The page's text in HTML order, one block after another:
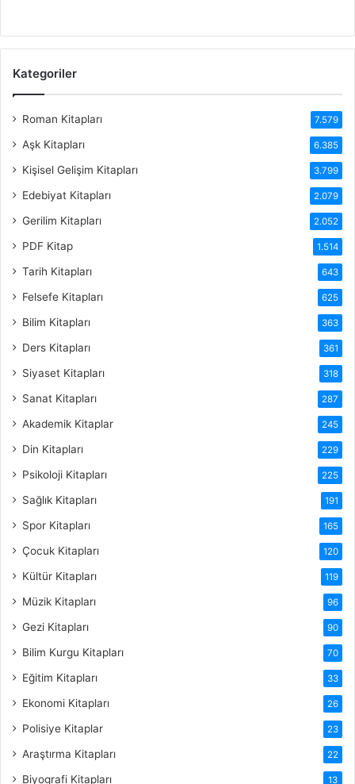
Kategoriler
Roman Kitapları 7.579
Aşk Kitapları 6.385
Kişisel Gelişim Kitapları 3.799
Edebiyat Kitapları 2.079
Gerilim Kitapları 2.052
PDF Kitap 1.514
Tarih Kitapları 643
Felsefe Kitapları 625
Bilim Kitapları 363
Ders Kitapları 361
Siyaset Kitapları 318
Sanat Kitapları 287
Akademik Kitaplar 245
Din Kitapları 229
Psikoloji Kitapları 225
Sağlık Kitapları 191
Spor Kitapları 165
Çocuk Kitapları 120
Kültür Kitapları 119
Müzik Kitapları 96
Gezi Kitapları 90
Bilim Kurgu Kitapları 70
Eğitim Kitapları 33
Ekonomi Kitapları 26
Polisiye Kitaplar 23
Araştırma Kitapları 22
Biyografi Kitapları 13